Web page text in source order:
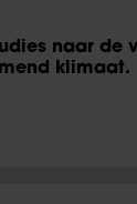
naar de
klimaat.